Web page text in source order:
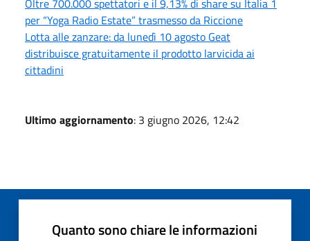
per “Yoga Radio Estate” trasmesso da Riccione
Lotta alle zanzare: da lunedì 10 agosto Geat
distribuisce gratuitamente il prodotto larvicida ai
cittadini
Ultimo aggiornamento: 3 giugno 2026, 12:42
Quanto sono chiare le informazioni